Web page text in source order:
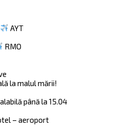
AYT
RMO
la malul mării!
până la 15.04
– aeroport